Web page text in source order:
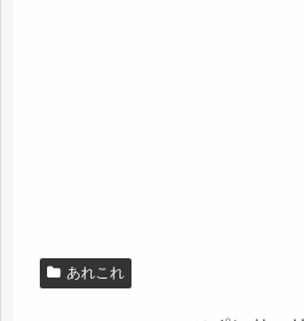
あれこれ